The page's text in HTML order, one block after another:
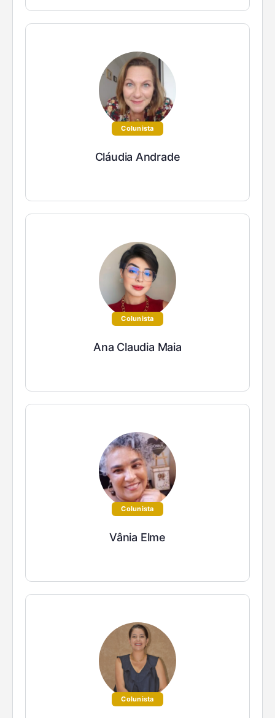
Colunista
Cláudia Andrade
Colunista
Ana Claudia Maia
Colunista
Vânia Elme
Colunista